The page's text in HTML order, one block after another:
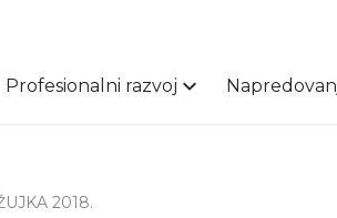
Profesionalni razvoj
2018.